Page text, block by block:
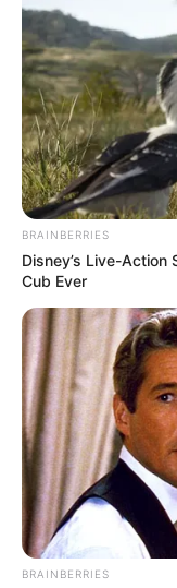
BRAINBERRIES
Disney’s Live-Action
Cub Ever
BRAINBERRIES